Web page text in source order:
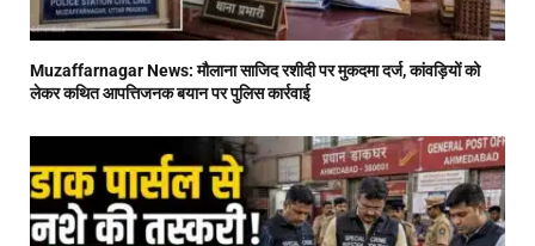
Muzaffarnagar News: मौलाना साजिद रशीदी पर मुकदमा दर्ज, कांवड़ियों को
लेकर कथित आपत्तिजनक बयान पर पुलिस कार्रवाई